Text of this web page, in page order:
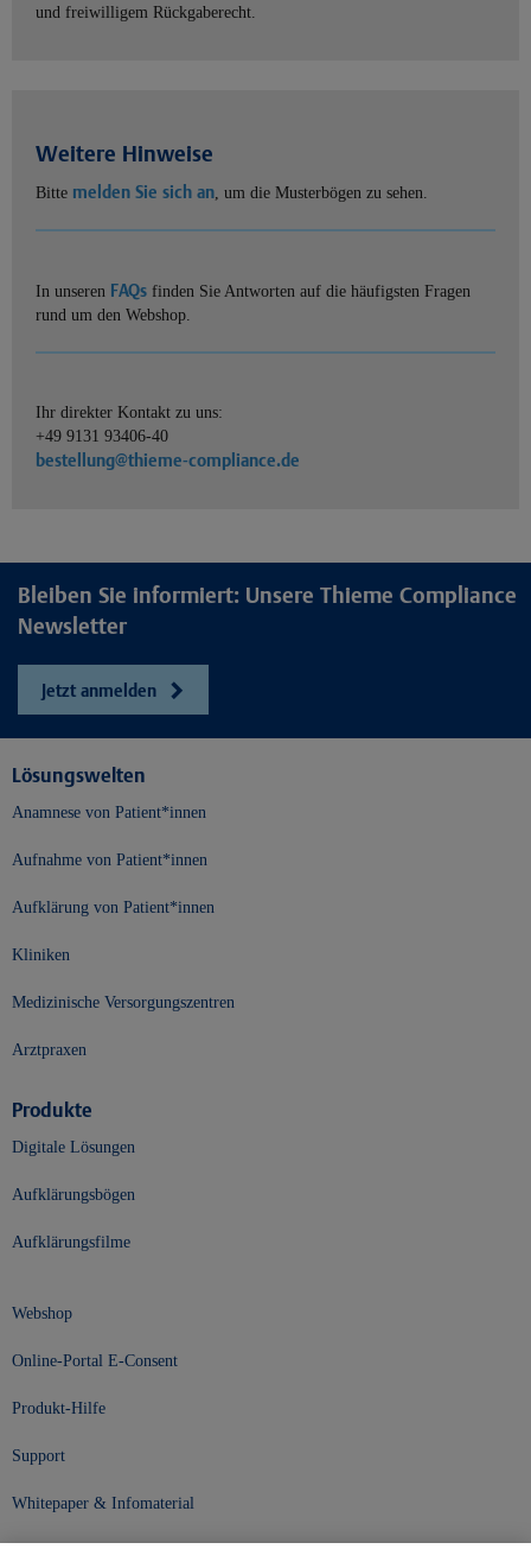
und freiwilligem Rückgaberecht.
Weitere Hinweise
Bitte melden Sie sich an, um die Musterbögen zu sehen.
In unseren FAQs finden Sie Antworten auf die häufigsten Fragen
rund um den Webshop.
Ihr direkter Kontakt zu uns:
+49 9131 93406-40
bestellung@thieme-compliance.de
Bleiben Sie informiert: Unsere Thieme Compliance
Newsletter
Jetzt anmelden
Lösungswelten
Anamnese von Patient*innen
Aufnahme von Patient*innen
Aufklärung von Patient*innen
Kliniken
Medizinische Versorgungszentren
Arztpraxen
Produkte
Digitale Lösungen
Aufklärungsbögen
Aufklärungsfilme
Webshop
Online-Portal E-Consent
Produkt-Hilfe
Support
Whitepaper & Infomaterial